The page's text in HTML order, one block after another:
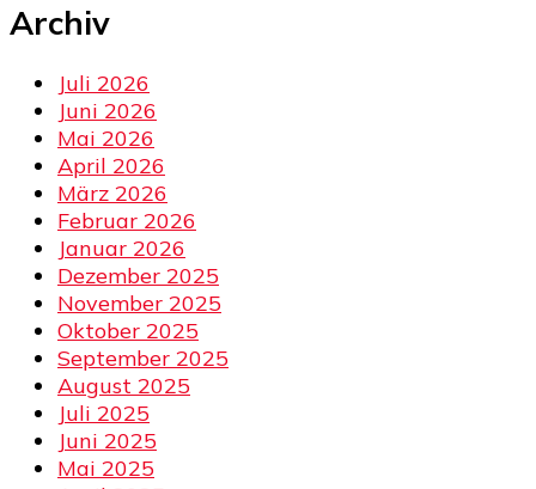
Archiv
Juli 2026
Juni 2026
Mai 2026
April 2026
März 2026
Februar 2026
Januar 2026
Dezember 2025
November 2025
Oktober 2025
September 2025
August 2025
Juli 2025
Juni 2025
Mai 2025